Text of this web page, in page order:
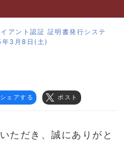
アント認証 証明書発行システ
3月8日(土)
シェアする ポスト
ただき、誠にありがと